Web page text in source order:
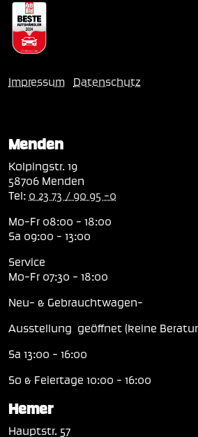
Impressum Datenschutz
Menden
Kolpingstr. 19
58706 Menden
Tel: 0 23 73 / 90 95 -0
Mo-Fr 08:00 - 18:00
Sa 09:00 - 13:00
Service
Mo-Fr 07:30 - 18:00
Neu- & Gebrauchtwagen-
Ausstellung geöffnet (keine
Sa 13:00 - 16:00
So & Feiertage 10:00 - 16:00
Hemer
Hauptstr. 57